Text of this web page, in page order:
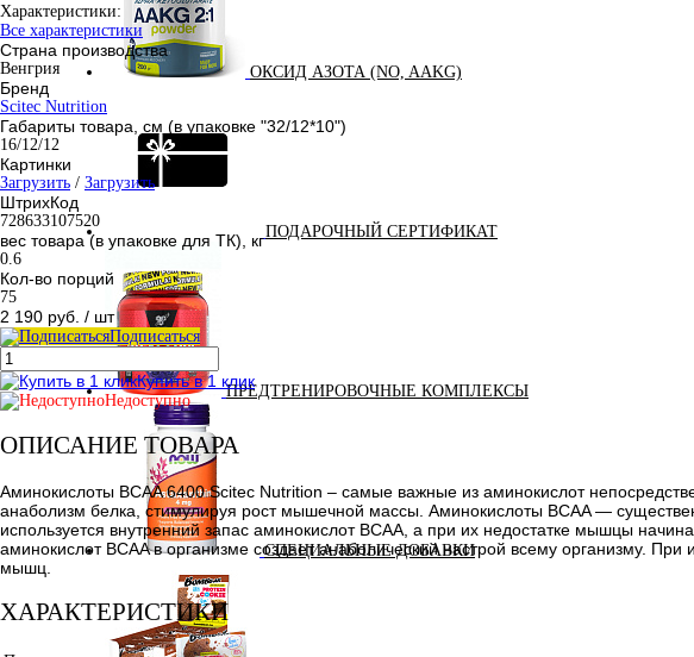
ОКСИД АЗОТА (NO, AAKG)
ПОДАРОЧНЫЙ СЕРТИФИКАТ
ПРЕДТРЕНИРОВОЧНЫЕ КОМПЛЕКСЫ
СПЕЦИАЛЬНЫЕ ДОБАВКИ
Характеристики:
Все характеристики
Страна производства
Венгрия
Бренд
Scitec Nutrition
Габариты товара, см (в упаковке "32/12*10")
16/12/12
Картинки
Загрузить / Загрузить
ШтрихКод
728633107520
вес товара (в упаковке для ТК), кг
0.6
Кол-во порций
75
2 190 руб. / шт
Подписаться
Купить в 1 клик
Недоступно
ОПИСАНИЕ ТОВАРА
Аминокислоты BCAA 6400 Scitec Nutrition – самые важные из аминокислот
анаболизм белка, стимулируя рост мышечной массы. Аминокислоты BCAA —
используется внутренний запас аминокислот BCAA, а при их недостатке мышцы
аминокислот BCAA в организме создает анаболический настрой всему организму.
мышц.
ХАРАКТЕРИСТИКИ